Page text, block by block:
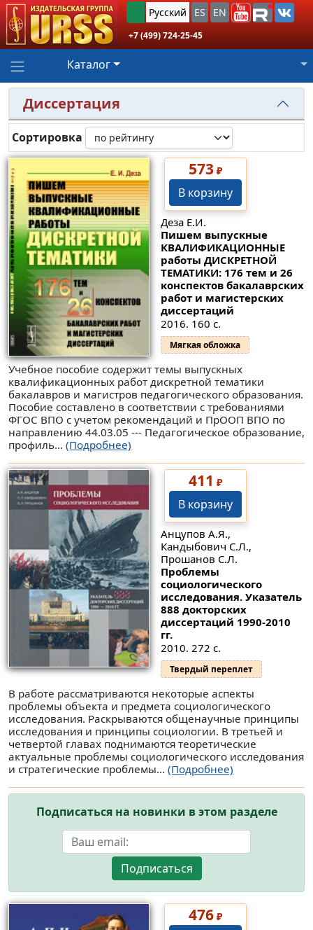
Русский ES EN
+7 (499) 724-25-45
Каталог
Диссертация
Сортировка
573₽
В корзину
Деза Е.И.
Пишем выпускные
КВАЛИФИКАЦИОННЫЕ
работы ДИСКРЕТНОЙ
ТЕМАТИКИ: 176 тем и 26
конспектов бакалаврских
работ и магистерских
диссертаций
2016. 160 с.
Мягкая обложка
Учебное пособие содержит темы выпускных
квалификационных работ дискретной тематики
бакалавров и магистров педагогического образования.
Пособие составлено в соответствии с требованиями
ФГОС ВПО с учетом рекомендаций и ПрООП ВПО по
направлению 44.03.05 --- Педагогическое образование,
профиль... (Подробнее)
411 ₽
В корзину
Анцупов А.Я.,
Кандыбович С.Л.,
Прошанов С.Л.
Проблемы
социологического
исследования. Указатель
888 докторских
диссертаций 1990-2010
гг.
2010. 272 с.
Твердый переплет
В работе рассматриваются некоторые аспекты
проблемы объекта и предмета социологического
исследования. Раскрываются общенаучные принципы
исследования и принципы социологии. В третьей и
четвертой главах поднимаются теоретические
актуальные проблемы социологического исследования
и стратегические проблемы... (Подробнее)
Подписаться на новинки в этом разделе
Подписаться
476₽